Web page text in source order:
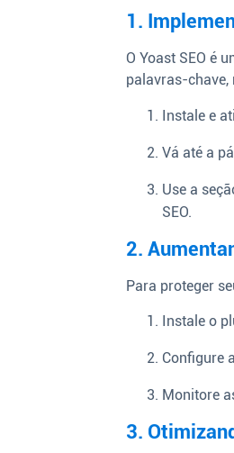
1.
O Yoast SEO é
palavras-chave,
Instale e
Vá até a
Use a
SEO.
2.
Para proteger
Instale o
Configure
Monitore
3.